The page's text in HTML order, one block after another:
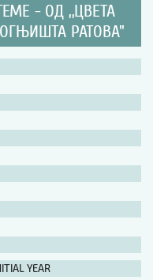
- ОД ,,ЦВЕТА
РАТОВА''
YEAR